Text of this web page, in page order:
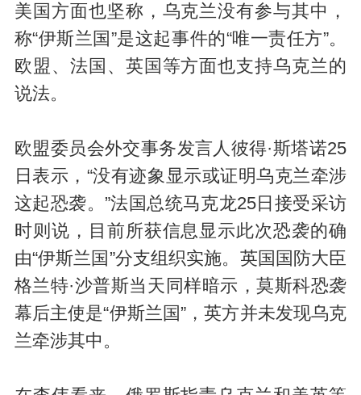
美国方面也坚称，乌克兰没有参与其中，
称“伊斯兰国”是这起事件的“唯一责任方”。
欧盟、法国、英国等方面也支持乌克兰的
说法。
欧盟委员会外交事务发言人彼得·斯塔诺25
日表示，“没有迹象显示或证明乌克兰牵涉
这起恐袭。”法国总统马克龙25日接受采访
时则说，目前所获信息显示此次恐袭的确
由“伊斯兰国”分支组织实施。英国国防大臣
格兰特·沙普斯当天同样暗示，莫斯科恐袭
幕后主使是“伊斯兰国”，英方并未发现乌克
兰牵涉其中。